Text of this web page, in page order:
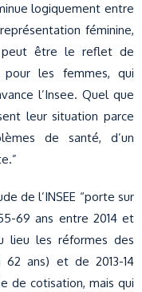
logiquement entre
féminine,
peut être le reflet de
pour les femmes, qui
l’Insee. Quel que
leur situation parce
de santé, d’un
de l’INSEE “porte sur
69 ans entre 2014 et
lieu les réformes des
ans) et de 2013-14
de cotisation, mais qui